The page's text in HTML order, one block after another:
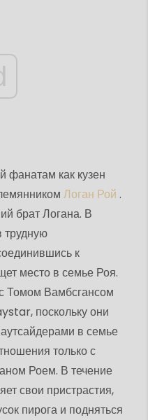
фанатам как кузен
Логан Рой .
брат Логана. В
трудную
к
место в семье Роя.
Томом Вамбсгансом
поскольку они
в семье
только с
Роем. В течение
свои пристрастия,
пирога и подняться